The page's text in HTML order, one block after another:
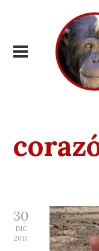
30
DIC
2013